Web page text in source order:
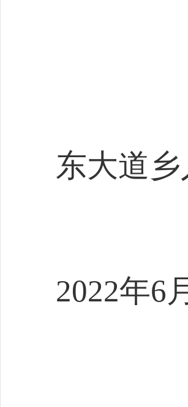
东大道
2022年6